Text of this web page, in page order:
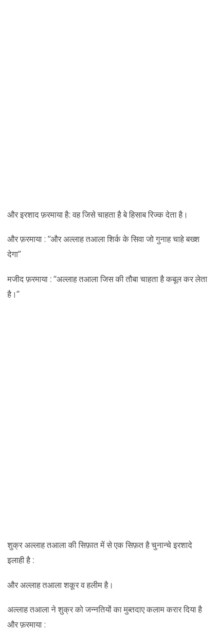
और इरशाद फ़रमाया है: वह जिसे चाहता है बे हिसाब रिज्क देता है।
और फ़रमाया : “और अल्लाह तआला शिर्क के सिवा जो गुनाह चाहे बख्श
देगा”
मजीद फ़रमाया : “अल्लाह तआला जिस की तौबा चाहता है कबूल कर लेता
है।”
शुक्र अल्लाह तआला की सिफ़ात में से एक सिफ़त है चुनान्चे इरशादे
इलाही है :
और अल्लाह तआला शकूर व हलीम है।
अल्लाह तआला ने शुक्र को जन्नतियों का मुब्तदाए कलाम करार दिया है
और फ़रमाया :